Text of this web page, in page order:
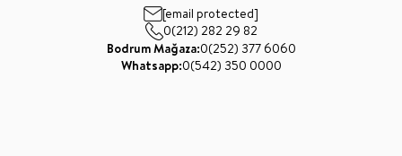
[email protected]
0(212) 282 29 82
Bodrum Mağaza:0(252) 377 6060
Whatsapp:0(542) 350 0000